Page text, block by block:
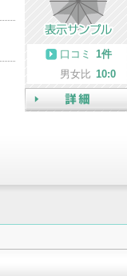
口コミ
1件
男女比 10:0